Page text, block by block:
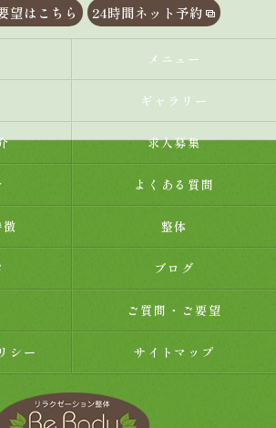
望はこちら 24時間ネット予約
メニュー
ギャラリー
求人募集
よくある質問
整体
ブログ
ご質問・ご要望
シー サイトマップ